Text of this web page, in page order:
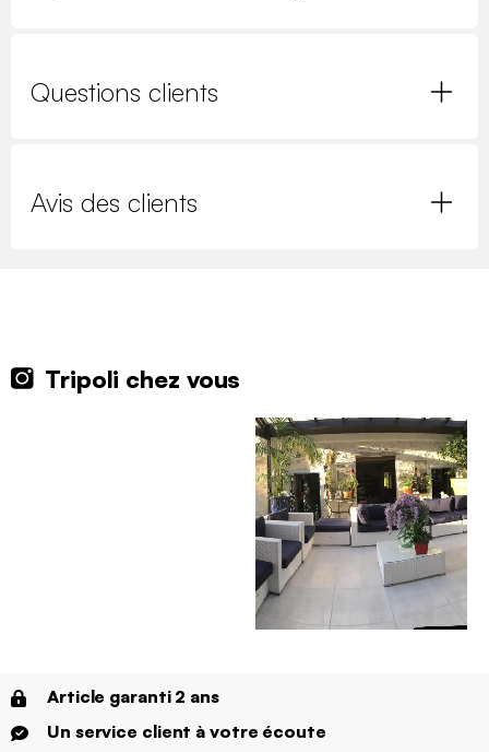
Questions clients
Avis des clients
Tripoli chez vous
Article garanti 2 ans
Un service client à votre écoute